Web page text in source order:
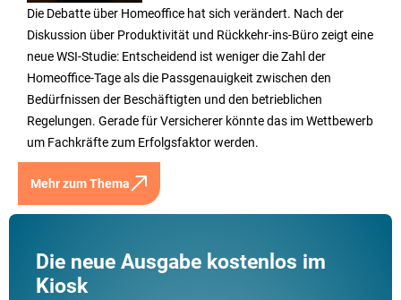
Die Debatte über Homeoffice hat sich verändert. Nach der
Diskussion über Produktivität und Rückkehr-ins-Büro zeigt eine
neue WSI-Studie: Entscheidend ist weniger die Zahl der
Homeoffice-Tage als die Passgenauigkeit zwischen den
Bedürfnissen der Beschäftigten und den betrieblichen
Regelungen. Gerade für Versicherer könnte das im Wettbewerb
um Fachkräfte zum Erfolgsfaktor werden.
Mehr zum Thema
Die neue Ausgabe kostenlos im
Kiosk